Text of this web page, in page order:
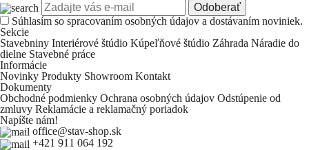
Odoberať
Súhlasím so spracovaním osobných údajov a dostávaním noviniek.
Sekcie
Stavebniny Interiérové štúdio Kúpeľňové štúdio Záhrada Náradie do
dielne Stavebné práce
Informácie
Novinky Produkty Showroom Kontakt
Dokumenty
Obchodné podmienky Ochrana osobných údajov Odstúpenie od
zmluvy Reklamácie a reklamačný poriadok
Napíšte nám!
office@stav-shop.sk
+421 911 064 192